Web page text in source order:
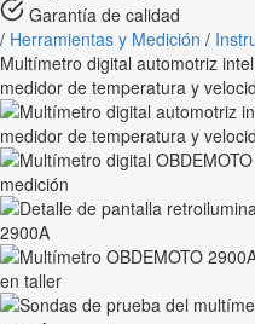
Garantía de calidad
/ Herramientas y Medición /
Multímetro digital automotriz
medidor de temperatura y